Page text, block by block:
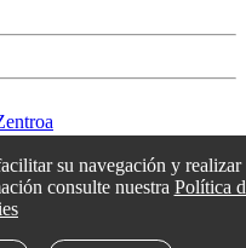
30 41 / xenpelar [a bildua]
politika/ Cookie politika
la configuración de las cookies
su navegación y realizar
consulte nuestra Política